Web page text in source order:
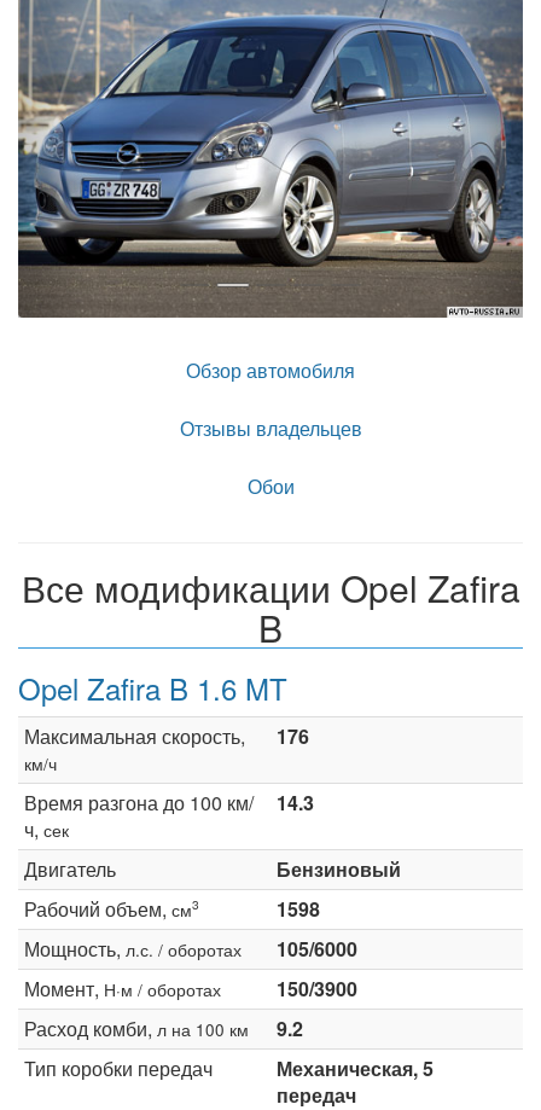
Обзор автомобиля
Отзывы владельцев
Обои
Все модификации Opel Zafira
B
Opel Zafira B 1.6 MT
Максимальная скорость,
км/ч
176
Время разгона до 100 км/
ч, сек
14.3
Двигатель
Бензиновый
Рабочий объем, см3
1598
Мощность, л.с. / оборотах
105/6000
Момент, Н·м / оборотах
150/3900
Расход комби, л на 100 км
9.2
Тип коробки передач
Механическая, 5
передач